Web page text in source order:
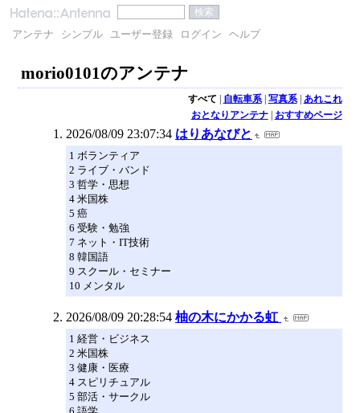
アンテナ シンプル ユーザー登録 ログイン ヘルプ
morio0101のアンテナ
すべて | 自転車系| 写真系| あれこれ
おとなりアンテナ| おすすめページ
2026/08/09 23:07:34 はりあなびと
1 ボランティア
2 ライブ・バンド
3 哲学・思想
4 米国株
5 癌
6 受験・勉強
7 ネット・IT技術
8 韓国語
9 スクール・セミナー
10 メンタル
2026/08/09 20:28:54 柚の木にかかる虹
1 経営・ビジネス
2 米国株
3 健康・医療
4 スピリチュアル
5 部活・サークル